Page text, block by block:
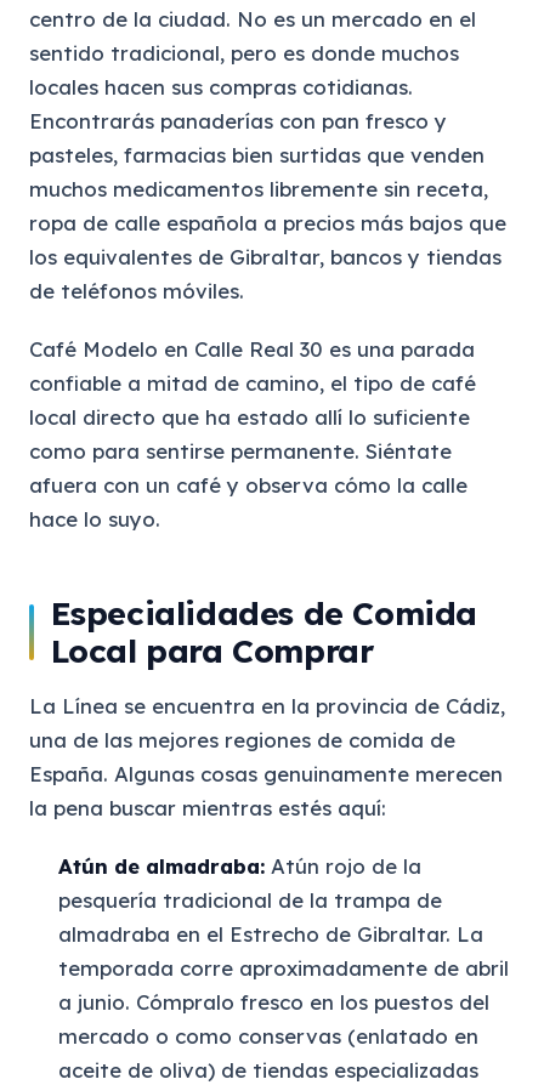
centro de la ciudad. No es un mercado en el
sentido tradicional, pero es donde muchos
locales hacen sus compras cotidianas.
Encontrarás panaderías con pan fresco y
pasteles, farmacias bien surtidas que venden
muchos medicamentos libremente sin receta,
ropa de calle española a precios más bajos que
los equivalentes de Gibraltar, bancos y tiendas
de teléfonos móviles.
Café Modelo en Calle Real 30 es una parada
confiable a mitad de camino, el tipo de café
local directo que ha estado allí lo suficiente
como para sentirse permanente. Siéntate
afuera con un café y observa cómo la calle
hace lo suyo.
Especialidades de Comida
Local para Comprar
La Línea se encuentra en la provincia de Cádiz,
una de las mejores regiones de comida de
España. Algunas cosas genuinamente merecen
la pena buscar mientras estés aquí:
Atún de almadraba: Atún rojo de la
pesquería tradicional de la trampa de
almadraba en el Estrecho de Gibraltar. La
temporada corre aproximadamente de abril
a junio. Cómpralo fresco en los puestos del
mercado o como conservas (enlatado en
aceite de oliva) de tiendas especializadas